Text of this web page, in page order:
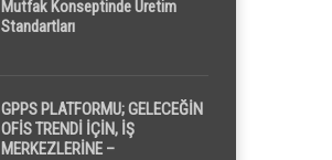
Mutfak Konseptinde Üretim
Standartları
GPPS PLATFORMU; GELECEĞİN
OFİS TRENDİ İÇİN, İŞ
MERKEZLERİNE –